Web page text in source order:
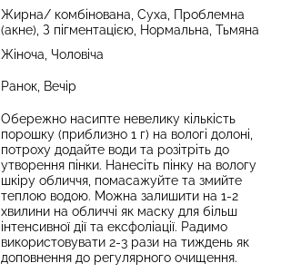
Жирна/ комбінована, Суха, Проблемна
(акне), З пігментацією, Нормальна, Тьмяна
Жіноча, Чоловіча
Ранок, Вечір
Обережно насипте невелику кількість
порошку (приблизно 1 г) на вологі долоні,
потроху додайте води та розітріть до
утворення пінки. Нанесіть пінку на вологу
шкіру обличчя, помасажуйте та змийте
теплою водою. Можна залишити на 1-2
хвилини на обличчі як маску для більш
інтенсивної дії та ексфоліації. Радимо
використовувати 2-3 рази на тиждень як
доповнення до регулярного очищення.